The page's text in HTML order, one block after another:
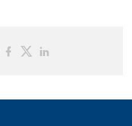
ShareShare